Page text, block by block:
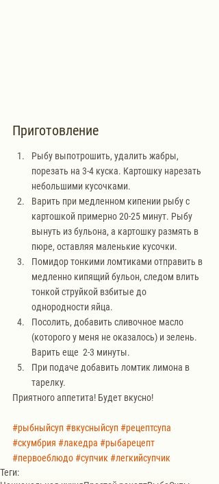
Приготовление
Рыбу выпотрошить, удалить жабры,
порезать на 3-4 куска. Картошку нарезать
небольшими кусочками.
Варить при медленном кипении рыбу с
картошкой примерно 20-25 минут. Рыбу
вынуть из бульона, а картошку размять в
пюре, оставляя маленькие кусочки.
Помидор тонкими ломтиками отправить в
медленно кипящий бульон, следом влить
тонкой струйкой взбитые до
однородности яйца.
Посолить, добавить сливочное масло
(которого у меня не оказалось) и зелень.
Варить еще  2-3 минуты.
При подаче добавить ломтик лимона в
тарелку.
Приятного аппетита! Будет вкусно!
#рыбныйсуп#вкусныйсуп#рецептсупа
#скумбрия #лакедра #рыбарецепт
#первоеблюдо#супчик#легкийсупчик
Теги: